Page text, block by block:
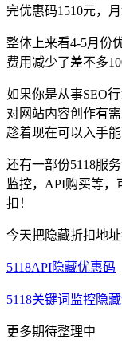
完优惠码1510元，
整体上来看4-5月份
费用减少了差不多
如果你是从事SEO
对网站内容创作有
趁着现在可以入手能
还有一部份5118服
监控，API购买等
扣！
今天把隐藏折扣地址
5118API隐藏优惠码
5118关键词监控隐
更多期待整理中